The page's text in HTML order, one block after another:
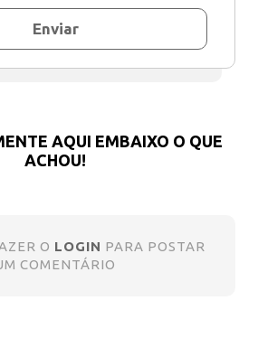
Enviar
AQUI EMBAIXO O QUE
ACHOU!
O LOGIN PARA POSTAR
COMENTÁRIO